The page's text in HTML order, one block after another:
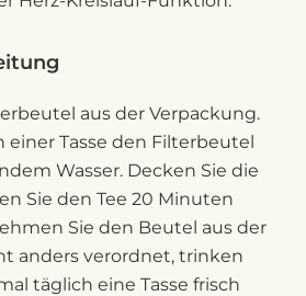
aus der Verpackung.
einer Tasse den Filterbeutel
Wasser. Decken Sie die
Sie den Tee 20 Minuten
Sie den Beutel aus der
anders verordnet, trinken
täglich eine Tasse frisch